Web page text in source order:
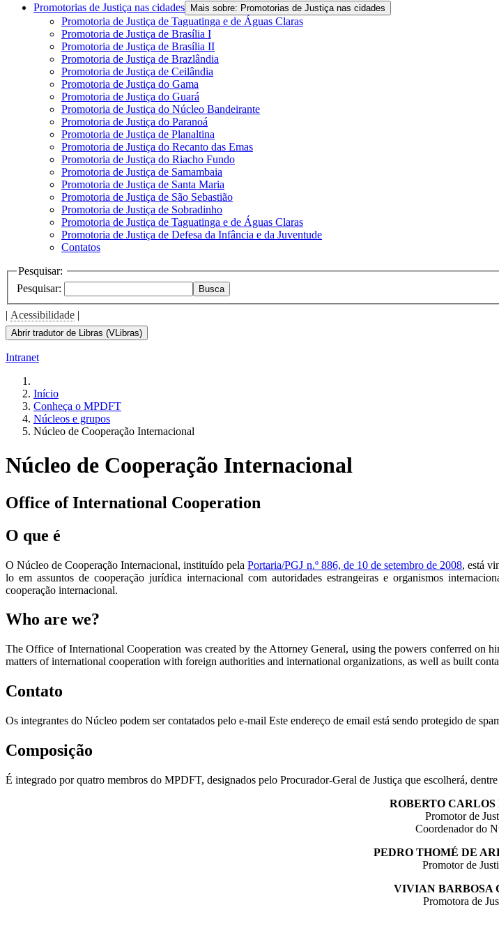
Promotorias de Justiça nas cidades
Mais sobre: Promotorias de Justiça nas cidades
Promotoria de Justiça de Taguatinga e de Águas Claras
Promotoria de Justiça de Brasília I
Promotoria de Justiça de Brasília II
Promotoria de Justiça de Brazlândia
Promotoria de Justiça de Ceilândia
Promotoria de Justiça do Gama
Promotoria de Justiça do Guará
Promotoria de Justiça do Núcleo Bandeirante
Promotoria de Justiça do Paranoá
Promotoria de Justiça de Planaltina
Promotoria de Justiça do Recanto das Emas
Promotoria de Justiça do Riacho Fundo
Promotoria de Justiça de Samambaia
Promotoria de Justiça de Santa Maria
Promotoria de Justiça de São Sebastião
Promotoria de Justiça de Sobradinho
Promotoria de Justiça de Taguatinga e de Águas Claras
Promotoria de Justiça de Defesa da Infância e da Juventude
Contatos
Pesquisar:
Pesquisar:
Busca
| Acessibilidade |
Abrir tradutor de Libras (VLibras)
Intranet
Início
Conheça o MPDFT
Núcleos e grupos
Núcleo de Cooperação Internacional
Núcleo de Cooperação Internacional
Office of International Cooperation
O que é
O Núcleo de Cooperação Internacional, instituído pelaPortaria/PGJ n.º 886, de 10 de setembro de 2008, está
lo em assuntos de cooperação jurídica internacional com autoridades estrangeiras e organismos
cooperação internacional.
Who are we?
The Office of International Cooperation was created by the Attorney General, using the powers conferred on
matters of international cooperation with foreign authorities and international organizations, as well as built
Contato
Os integrantes do Núcleo podem ser contatados pelo e-mail Este endereço de email está sendo protegido de
Composição
É integrado por quatro membros do MPDFT, designados pelo Procurador-Geral de Justiça que escolherá,
ROBERTO CARLOS
Promotor de
Coordenador do
PEDRO THOMÉ DE
Promotor de
VIVIAN BARBOSA
Promotora de